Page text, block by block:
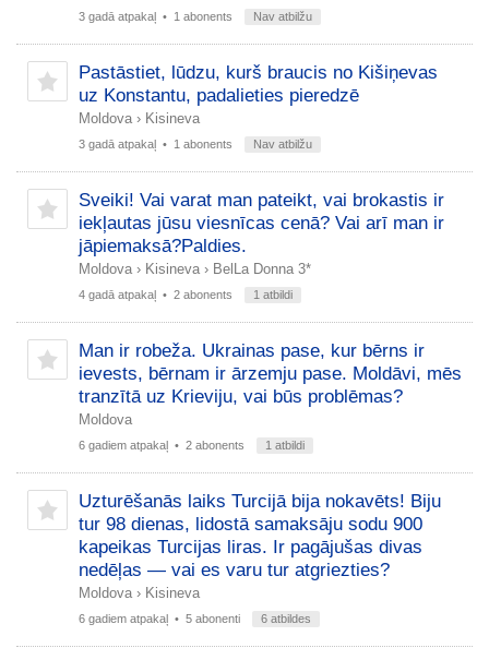
3 gadā atpakaļ • 1 abonents Nav atbilžu
Pastāstiet, lūdzu, kurš braucis no Kišiņevas
uz Konstantu, padalieties pieredzē
Moldova › Kisineva
3 gadā atpakaļ • 1 abonents Nav atbilžu
Sveiki! Vai varat man pateikt, vai brokastis ir
iekļautas jūsu viesnīcas cenā? Vai arī man ir
jāpiemaksā?Paldies.
Moldova › Kisineva › BelLa Donna 3*
4 gadā atpakaļ • 2 abonents 1 atbildi
Man ir robeža. Ukrainas pase, kur bērns ir
ievests, bērnam ir ārzemju pase. Moldāvi, mēs
tranzītā uz Krieviju, vai būs problēmas?
Moldova
6 gadiem atpakaļ • 2 abonents 1 atbildi
Uzturēšanās laiks Turcijā bija nokavēts! Biju
tur 98 dienas, lidostā samaksāju sodu 900
kapeikas Turcijas liras. Ir pagājušas divas
nedēļas — vai es varu tur atgriezties?
Moldova › Kisineva
6 gadiem atpakaļ • 5 abonenti 6 atbildes